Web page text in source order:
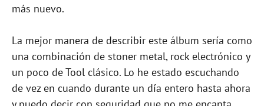
más nuevo.
La mejor manera de describir este álbum sería como
una combinación de stoner metal, rock electrónico y
un poco de Tool clásico. Lo he estado escuchando
de vez en cuando durante un día entero hasta ahora